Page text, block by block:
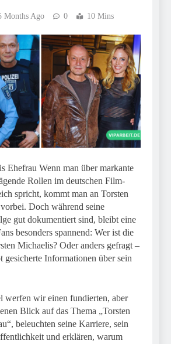
Months Ago 0 10 Mins
Ehefrau Wenn man über markante
Rollen im deutschen Film-
spricht, kommt man an Torsten
Doch während seine
gut dokumentiert sind, bleibt eine
besonders spannend: Wer ist die
Michaelis? Oder anders gefragt –
gesicherte Informationen über sein
werfen wir einen fundierten, aber
Blick auf das Thema „Torsten
beleuchten seine Karriere, sein
und erklären, warum